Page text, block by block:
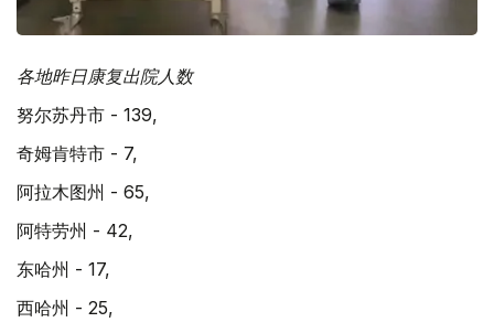
各地昨日康复出院人数
努尔苏丹市 - 139,
奇姆肯特市 - 7,
阿拉木图州 - 65,
阿特劳州 - 42,
东哈州 - 17,
西哈州 - 25,